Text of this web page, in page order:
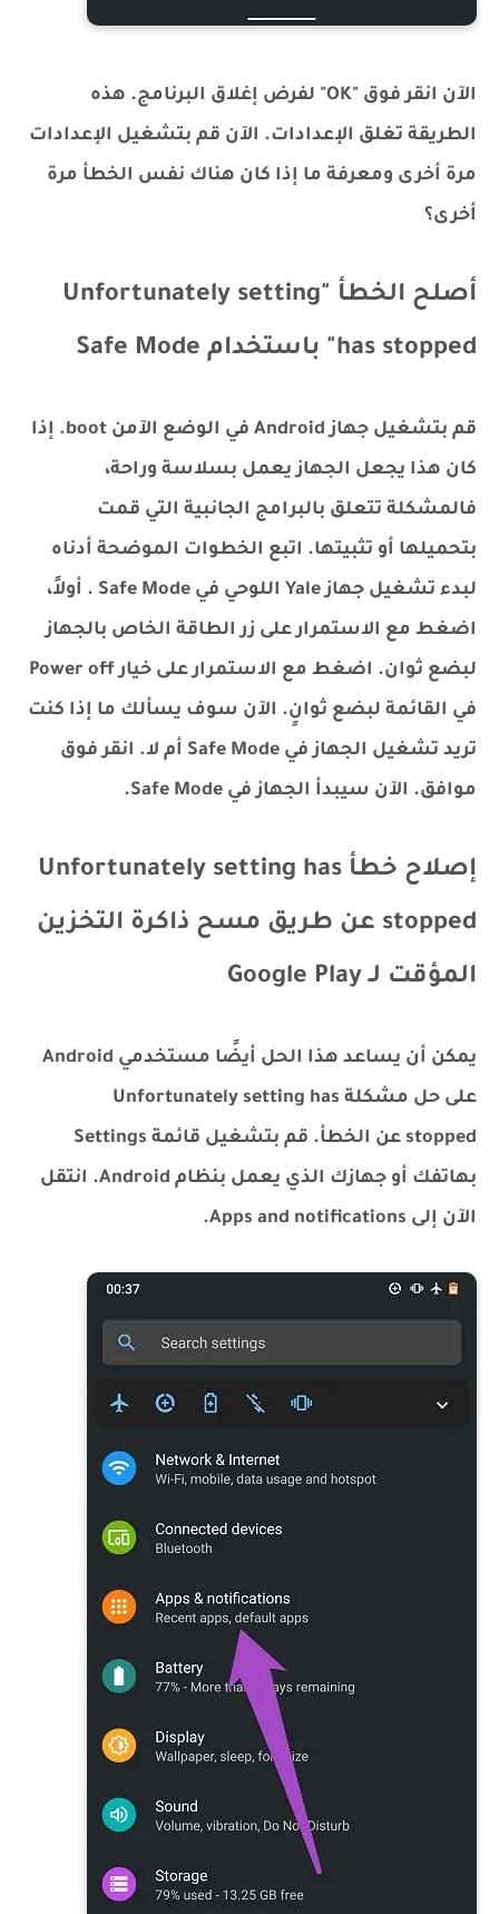
الآن انقر فوق "OK" لفرض إغلاق البرنامج. هذه
الطريقة تغلق الإعدادات. الآن قم بتشغيل الإعدادات
مرة أخرى ومعرفة ما إذا كان هناك نفس الخطأ مرة
أخرى؟
أصلح الخطأ "Unfortunately setting
has stopped" باستخدام Safe Mode
قم بتشغيل جهاز Android في الوضع الآمن boot. إذا
كان هذا يجعل الجهاز يعمل بسلاسة وراحة،
فالمشكلة تتعلق بالبرامج الجانبية التي قمت
بتحميلها أو تثبيتها. اتبع الخطوات الموضحة أدناه
لبدء تشغيل جهاز Yale اللوحي في Safe Mode . أولاً،
اضغط مع الاستمرار على زر الطاقة الخاص بالجهاز
لبضع ثوان. اضغط مع الاستمرار على خيار Power off
في القائمة لبضع ثوانٍ. الآن سوف يسألك ما إذا كنت
تريد تشغيل الجهاز في Safe Mode أم لا. انقر فوق
موافق. الآن سيبدأ الجهاز في Safe Mode.
إصلاح خطأ Unfortunately setting has
stopped عن طريق مسح ذاكرة التخزين
المؤقت لـ Google Play
يمكن أن يساعد هذا الحل أيضًا مستخدمي Android
على حل مشكلة Unfortunately setting has
stopped عن الخطأ. قم بتشغيل قائمة Settings
بهاتفك أو جهازك الذي يعمل بنظام Android. انتقل
الآن إلى Apps and notifications.